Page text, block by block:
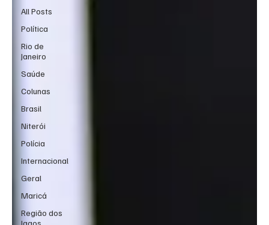
All Posts
Política
Rio de
Janeiro
Saúde
Colunas
Brasil
Niterói
Polícia
Internacional
Geral
Maricá
Região dos
lagos